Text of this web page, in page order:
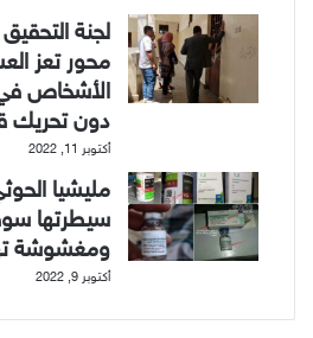
لجنة
محور تعز
الأشخاص
دون تحريك
أكتوبر 11, 2022
مليشيا
سيطرتها
ومغشوشة
أكتوبر 9, 2022